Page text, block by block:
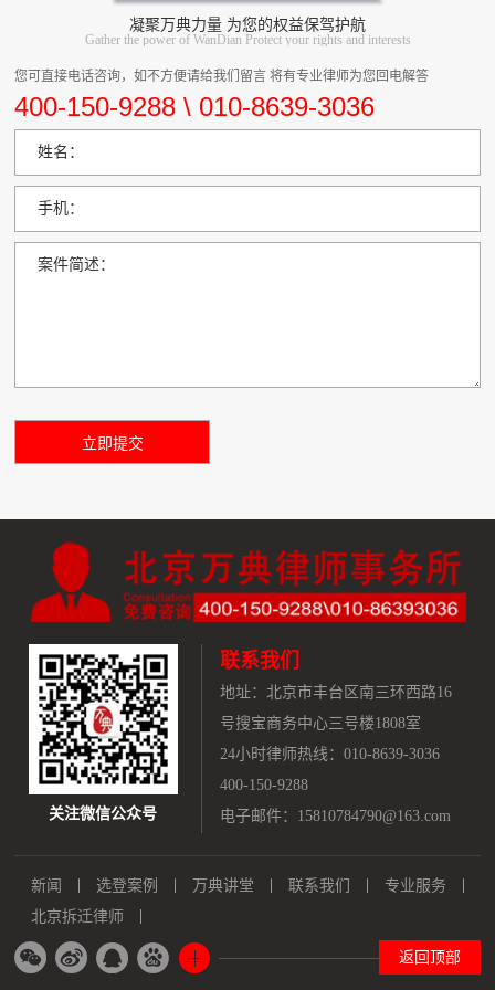
凝聚万典力量 为您的权益保驾护航
Gather the power of WanDian Protect your rights and interests
您可直接电话咨询，如不方便请给我们留言 将有专业律师为您回电解答
400-150-9288 \ 010-8639-3036
姓名：
手机：
案件简述：
关注微信公众号
联系我们
地址： 北京市丰台区南三环西路16
号搜宝商务中心三号楼1808室
24小时律师热线：010-8639-3036
400-150-9288
电子邮件：15810784790@163.com
新闻 选登案例 万典讲堂 联系我们
专业服务
北京拆迁律师
返回顶部